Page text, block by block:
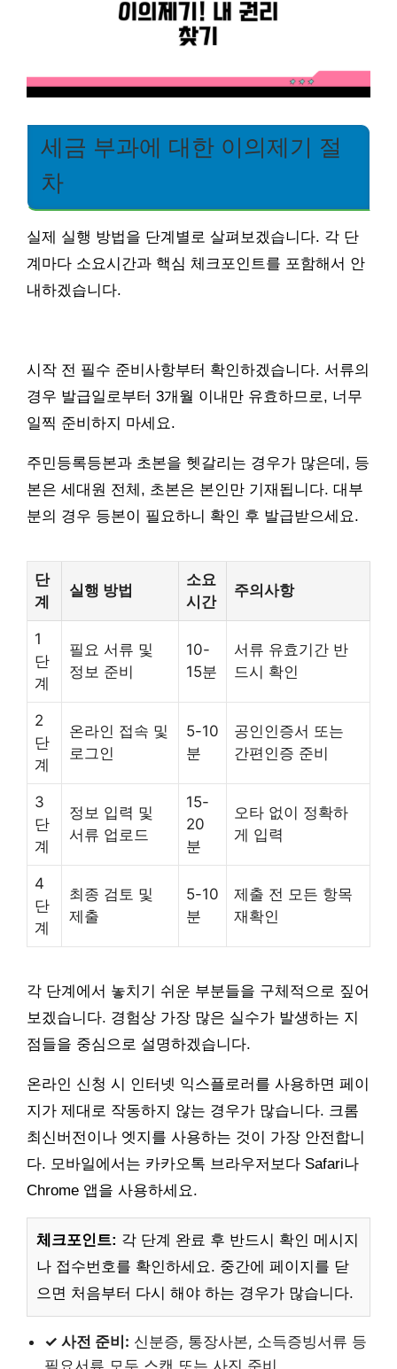
세금 부과에 대한 이의제기 절
차
실제 실행 방법을 단계별로 살펴보겠습니다. 각 단
계마다 소요시간과 핵심 체크포인트를 포함해서 안
내하겠습니다.
시작 전 필수 준비사항부터 확인하겠습니다. 서류의
경우 발급일로부터 3개월 이내만 유효하므로, 너무
일찍 준비하지 마세요.
주민등록등본과 초본을 헷갈리는 경우가 많은데, 등
본은 세대원 전체, 초본은 본인만 기재됩니다. 대부
분의 경우 등본이 필요하니 확인 후 발급받으세요.
단
계
실행 방법
소요
시간
주의사항
1
단
계
필요 서류 및
정보 준비
10-
15분
서류 유효기간 반
드시 확인
2
단
계
온라인 접속 및
로그인
5-10
분
공인인증서 또는
간편인증 준비
3
단
계
정보 입력 및
서류 업로드
15-
20
분
오타 없이 정확하
게 입력
4
단
계
최종 검토 및
제출
5-10
분
제출 전 모든 항목
재확인
각 단계에서 놓치기 쉬운 부분들을 구체적으로 짚어
보겠습니다. 경험상 가장 많은 실수가 발생하는 지
점들을 중심으로 설명하겠습니다.
온라인 신청 시 인터넷 익스플로러를 사용하면 페이
지가 제대로 작동하지 않는 경우가 많습니다. 크롬
최신버전이나 엣지를 사용하는 것이 가장 안전합니
다. 모바일에서는 카카오톡 브라우저보다 Safari나
Chrome 앱을 사용하세요.
체크포인트: 각 단계 완료 후 반드시 확인 메시지
나 접수번호를 확인하세요. 중간에 페이지를 닫
으면 처음부터 다시 해야 하는 경우가 많습니다.
✓ 사전 준비: 신분증, 통장사본, 소득증빙서류 등